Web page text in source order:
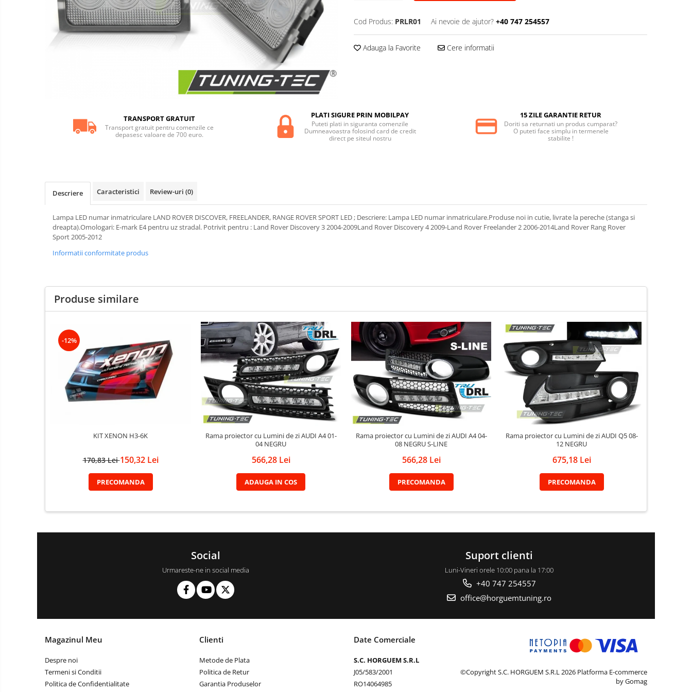
Adaos bara spate
iluminari
Iluminari autoutilitare
Lumini la numar
Semnalizari aripa
Semnalizari fata
Tuning
motor
Furtun intercooler turbo
Cod Produs: PRLR01 Ai nevoie de ajutor? +40 747 254557
Adauga la Favorite Cere informatii
TRANSPORT GRATUIT
Transport gratuit pentru comenzile ce
depasesc valoare de 700 euro.
PLATI SIGURE PRIN MOBILPAY
Puteti plati in siguranta comenzile
Dumneavoastra folosind card de credit
direct pe siteul nostru
15 ZILE GARANTIE RETUR
Doriti sa returnati un produs cumparat?
O puteti face simplu in termenele
stabilite !
Descriere Caracteristici Review-uri (0)
Lampa LED numar inmatriculare LAND ROVER DISCOVER, FREELANDER, RANGE ROVER SPORT LED ; Descriere: Lampa LED numar inmatriculare.Produse noi in cutie, livrate la pereche (stanga si
dreapta).Omologari: E-mark E4 pentru uz stradal. Potrivit pentru : Land Rover Discovery 3 2004-2009Land Rover Discovery 4 2009-Land Rover Freelander 2 2006-2014Land Rover Rang Rover
Sport 2005-2012
Informatii conformitate produs
Produse similare
-12%
KIT XENON H3-6K
170,83 Lei150,32 Lei
PRECOMANDA
Rama proiector cu Lumini de zi AUDI A4 01-
04 NEGRU
566,28 Lei
ADAUGA IN COS
Rama proiector cu Lumini de zi AUDI A4 04-
08 NEGRU S-LINE
566,28 Lei
PRECOMANDA
Rama proiector cu Lumini de zi AUDI Q5 08-
12 NEGRU
675,18 Lei
PRECOMANDA
Social
Urmareste-ne in social media
Suport clienti
Luni-Vineri orele 10:00 pana la 17:00
+40 747 254557
office@horguemtuning.ro
Magazinul Meu
Despre noi
Termeni si Conditii
Politica de Confidentialitate
Clienti
Metode de Plata
Politica de Retur
Garantia Produselor
Date Comerciale
S.C. HORGUEM S.R.L
J05/583/2001
RO14064985
©Copyright S.C. HORGUEM S.R.L 2026 Platforma E-commerce
by Gomag